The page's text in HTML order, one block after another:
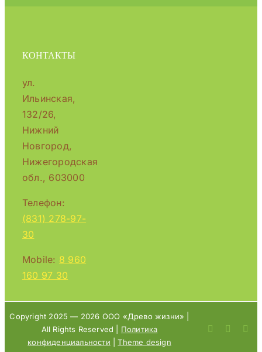
КОНТАКТЫ
ул.
Ильинская,
132/26,
Нижний
Новгород,
Нижегородская
обл., 603000
Телефон:
(831) 278-97-
30
Mobile: 8 960
160 97 30
Copyright 2025 — 2026 ООО «Древо жизни» |
All Rights Reserved | Политика
конфиденциальности |Theme design